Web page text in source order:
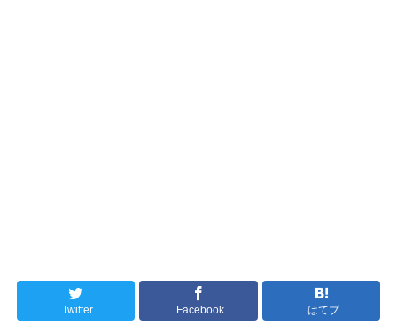
Twitter Facebook はてブ